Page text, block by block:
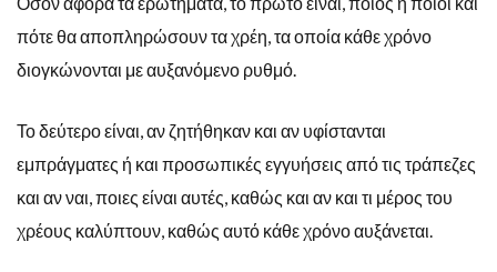
πότε θα αποπληρώσουν τα χρέη, τα οποία κάθε χρόνο
διογκώνονται με αυξανόμενο ρυθμό.
Το δεύτερο είναι, αν ζητήθηκαν και αν υφίστανται
εμπράγματες ή και προσωπικές εγγυήσεις από τις τράπεζες
και αν ναι, ποιες είναι αυτές, καθώς και αν και τι μέρος του
χρέους καλύπτουν, καθώς αυτό κάθε χρόνο αυξάνεται.